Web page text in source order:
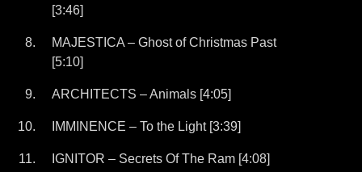
[3:46]
MAJESTICA – Ghost of Christmas Past
[5:10]
ARCHITECTS – Animals [4:05]
IMMINENCE – To the Light [3:39]
IGNITOR – Secrets Of The Ram [4:08]